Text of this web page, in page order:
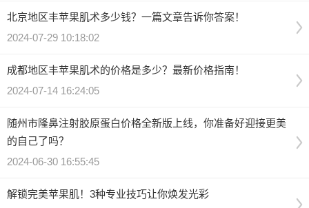
北京地区丰苹果肌术多少钱？一篇文章告诉你答案！
2024-07-29 10:18:02
成都地区丰苹果肌术的价格是多少？最新价格指南！
2024-07-14 16:24:05
随州市隆鼻注射胶原蛋白价格全新版上线，你准备好迎接更美
的自己了吗？
2024-06-30 16:55:45
解锁完美苹果肌！3种专业技巧让你焕发光彩